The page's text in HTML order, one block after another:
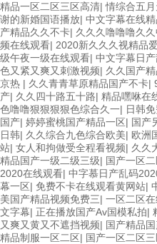
精品一区二区三区高清|情综合五月
谢的新婚国语播放| 中文字幕在线
产精品久久不卡| 久久久噜噜噜久
频在线观看| 2020新久久久视精品
级午夜一级在线观看| 中文字幕日
色又紧又爽又刺激视频| 久久国产
京热 | 久久青青草原精品国产不卡|
产| 久久四十路五十路| 精品嘿咻在
色噜噜狠狠狠狠色综合久一| 日韩
国产| 婷婷蜜桃国产精品一区| 国产
日韩| 久久综合九色综合欧美| 欧洲
站| 女人和拘做受全程看视频| 久久
精品国产一级二级三级| 国产一区
2020在线观看| 中字慕日产乱码
幕一区| 免费不卡在线观看黄网站|
美国产精品视频免费三| 一区二区
文字幕| 正在播放国产Av国模私拍|
又爽又黄又不遮挡视频| 国产精品
精品制服一区二区| 国产一区二区